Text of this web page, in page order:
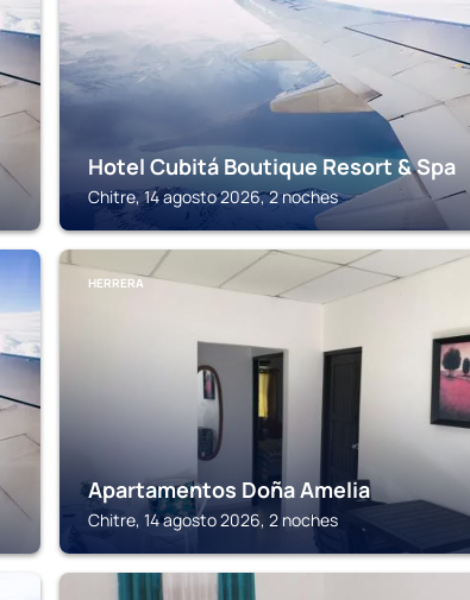
Hotel Cubitá Boutique Resort & Spa
Chitre, 14 agosto 2026, 2 noches
HERRERA
Apartamentos Doña Amelia
Chitre, 14 agosto 2026, 2 noches